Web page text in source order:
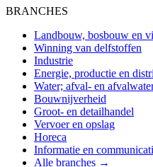
BRANCHES
Landbouw, bosbouw en
Winning van delfstoffen
Industrie
Energie, productie en
Water; afval- en
Bouwnijverheid
Groot- en detailhandel
Vervoer en opslag
Horeca
Informatie en
Alle branches →